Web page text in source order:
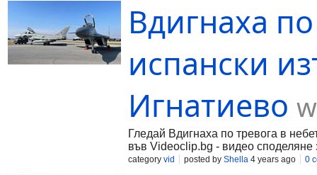
Вдигнаха
испански
Игнатиево
Гледай Вдигнаха по тревога в
във Videoclip.bg - видео споделяне
category vid posted by Shella 4 years ago 0